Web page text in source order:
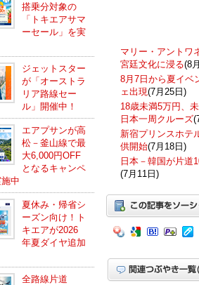
搭乗分対象の
「トキエアサマ
ーセール」を実
ジェットスター
が「オーストラ
リア路線セー
ル」開催中！
エアプサンが高
松－釜山線で最
大6,000円OFF
となるキャンペ
中
夏休み・帰省シ
ーズン向け！ト
キエアが2026
年夏ダイヤ追加
全路線片道
マリー・アントワ
宮廷文化に浸る(8
8月7日から夏イベ
ェ出現(7月25日)
18歳未満5万円、
日本一周クルーズ
新宿プリンスホテ
供開始(7月18日)
日本－韓国が片道
(7月11日)